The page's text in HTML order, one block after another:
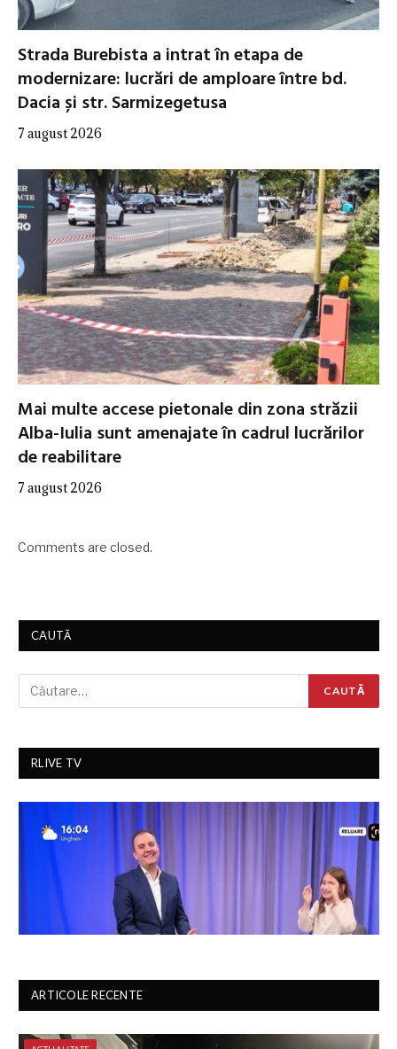
Strada Burebista a intrat în etapa de
modernizare: lucrări de amploare între bd.
Dacia și str. Sarmizegetusa
7 august 2026
Mai multe accese pietonale din zona străzii
Alba-Iulia sunt amenajate în cadrul lucrărilor
de reabilitare
7 august 2026
Comments are closed.
CAUTĂ
RLIVE TV
ARTICOLE RECENTE